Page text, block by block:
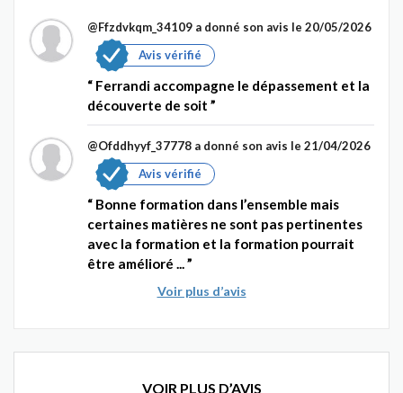
@Ffzdvkqm_34109 a donné son avis le 20/05/2026
Avis vérifié
Ferrandi accompagne le dépassement et la
découverte de soit
@Ofddhyyf_37778 a donné son avis le 21/04/2026
Avis vérifié
Bonne formation dans l’ensemble mais
certaines matières ne sont pas pertinentes
avec la formation et la formation pourrait
être amélioré ...
Voir plus d’avis
VOIR PLUS D’AVIS